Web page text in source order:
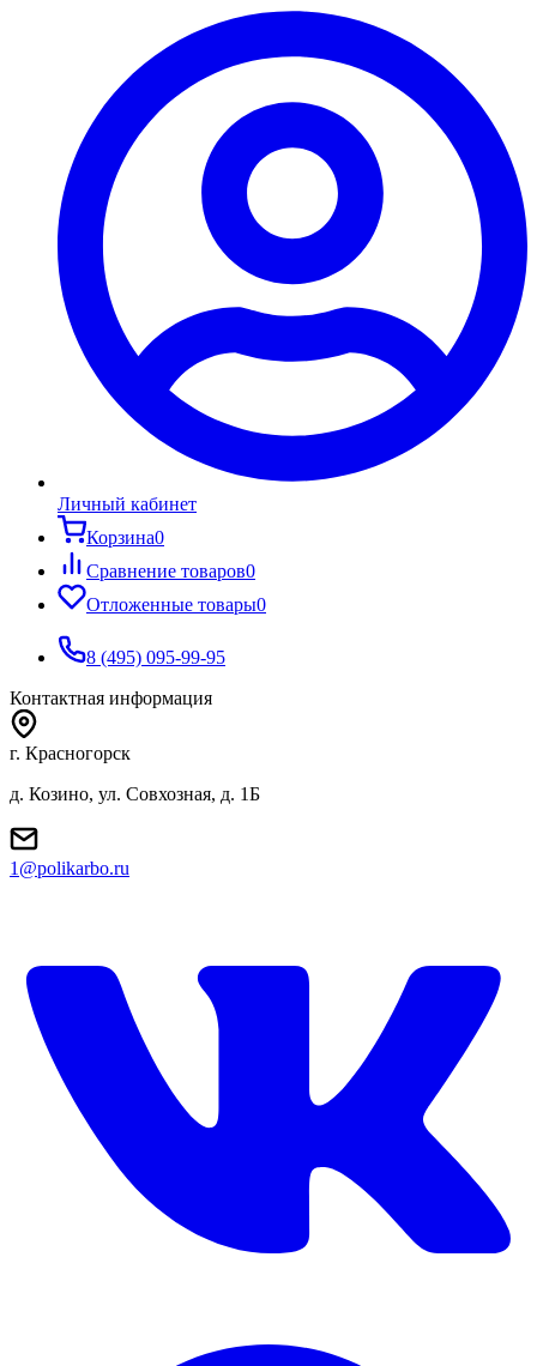
Личный кабинет
Корзина0
Сравнение товаров0
Отложенные товары0
8 (495) 095-99-95
Контактная информация
г. Красногорск
д. Козино, ул. Совхозная, д. 1Б
1@polikarbo.ru